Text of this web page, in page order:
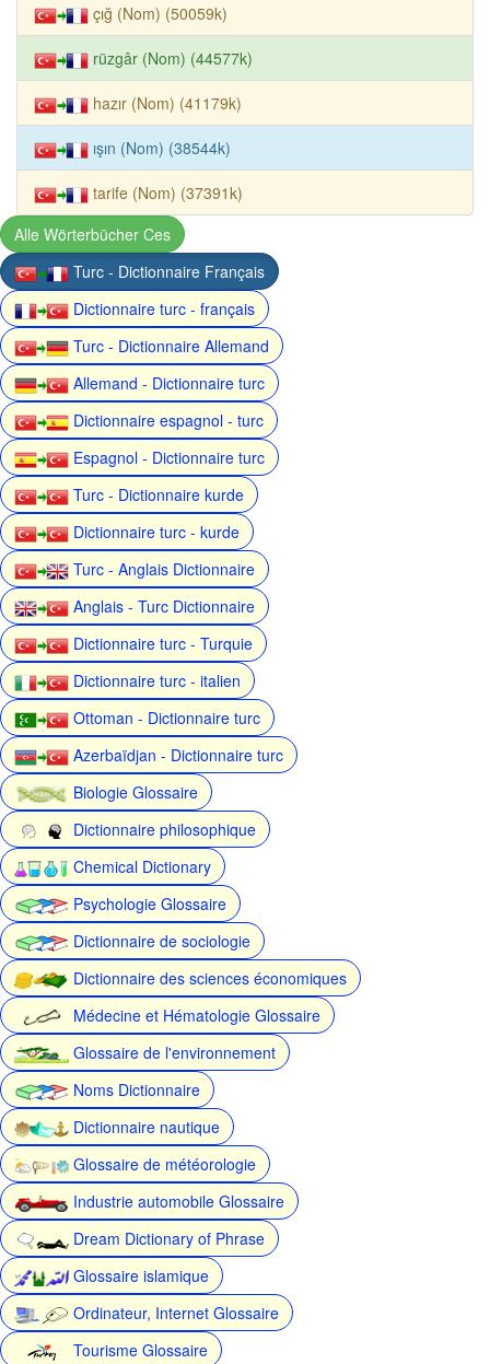
çığ (Nom) (50059k)
rüzgâr (Nom) (44577k)
hazır (Nom) (41179k)
ışın (Nom) (38544k)
tarife (Nom) (37391k)
Alle Wörterbücher Ces
Turc - Dictionnaire Français
Dictionnaire turc - français
Turc - Dictionnaire Allemand
Allemand - Dictionnaire turc
Dictionnaire espagnol - turc
Espagnol - Dictionnaire turc
Turc - Dictionnaire kurde
Dictionnaire turc - kurde
Turc - Anglais Dictionnaire
Anglais - Turc Dictionnaire
Dictionnaire turc - Turquie
Dictionnaire turc - italien
Ottoman - Dictionnaire turc
Azerbaïdjan - Dictionnaire turc
Biologie Glossaire
Dictionnaire philosophique
Chemical Dictionary
Psychologie Glossaire
Dictionnaire de sociologie
Dictionnaire des sciences économiques
Médecine et Hématologie Glossaire
Glossaire de l'environnement
Noms Dictionnaire
Dictionnaire nautique
Glossaire de météorologie
Industrie automobile Glossaire
Dream Dictionary of Phrase
Glossaire islamique
Ordinateur, Internet Glossaire
Tourisme Glossaire